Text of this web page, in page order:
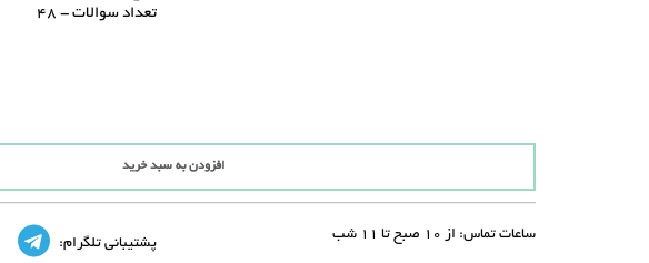
تعداد سوالات - 48
افزودن به سبد خرید
ساعات تماس: از 10 صبح تا 11 شب
پشتیبانی تلگرام: